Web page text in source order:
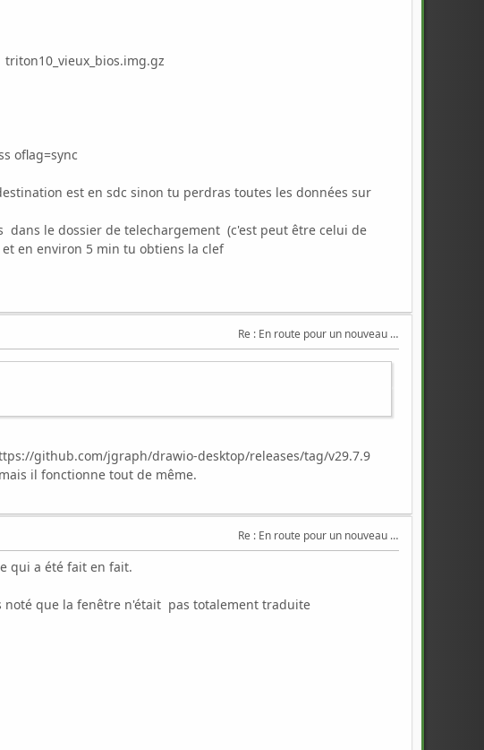
triton10_vieux_bios.img.gz
oflag=sync
est en sdc sinon tu perdras toutes les données sur
le dossier de telechargement (c'est peut être celui de
en environ 5 min tu obtiens la clef
Re : En route pour un nouveau Triton .
github.com/jgraph/drawio-desktop/releases/tag/v29.7.9
il fonctionne tout de même.
Re : En route pour un nouveau Triton .
qui a été fait en fait.
noté que la fenêtre n'était pas totalement traduite